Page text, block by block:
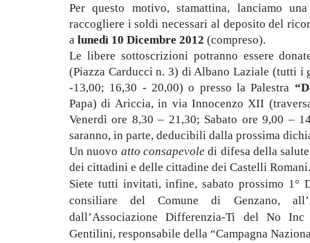
Per questo motivo, stamattina, lanciamo
raccogliere i soldi necessari al deposito del
a lunedì 10 Dicembre 2012 (compreso).
Le libere sottoscrizioni potranno essere
(Piazza Carducci n. 3) di Albano Laziale (tutti i
-13,00; 16,30 - 20,00) o presso la Palestra
Papa) di Ariccia, in via Innocenzo XII
Venerdì ore 8,30 – 21,30; Sabato ore 9,00 –
saranno, in parte, deducibili dalla prossima
Un nuovo atto consapevoledi difesa della
dei cittadini e delle cittadine dei Castelli Romani.
Siete tutti invitati, infine, sabato prossimo 1°
consiliare del Comune di Genzano,
dall’Associazione Differenzia-Ti del No
Gentilini, responsabile della “Campagna